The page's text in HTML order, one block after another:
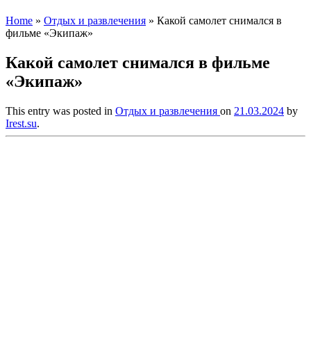
Home » Отдых и развлечения » Какой самолет снимался в
фильме «Экипаж»
Какой самолет снимался в фильме
«Экипаж»
This entry was posted in Отдых и развлечения on 21.03.2024 by
Irest.su.